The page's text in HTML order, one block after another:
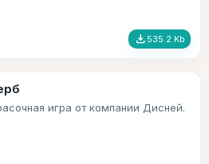
file_download 535.2 Kb
игра от компании Дисней.